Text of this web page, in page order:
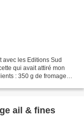
avec les Editions Sud
qui avait attiré mon
: 350 g de fromage
ail & fines